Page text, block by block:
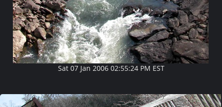
Sat 07 Jan 2006 02:55:24 PM EST